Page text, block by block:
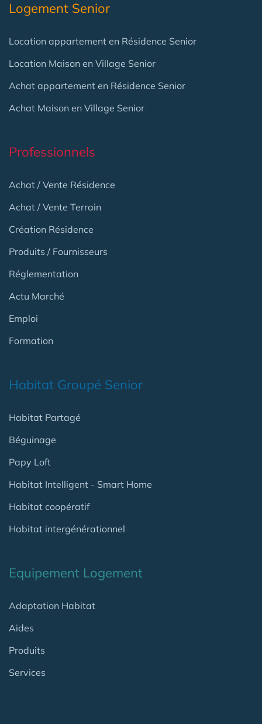
Logement Senior
Location appartement en Résidence Senior
Location Maison en Village Senior
Achat appartement en Résidence Senior
Achat Maison en Village Senior
Professionnels
Achat / Vente Résidence
Achat / Vente Terrain
Création Résidence
Produits / Fournisseurs
Réglementation
Actu Marché
Emploi
Formation
Habitat Groupé Senior
Habitat Partagé
Béguinage
Papy Loft
Habitat Intelligent - Smart Home
Habitat coopératif
Habitat intergénérationnel
Equipement Logement
Adaptation Habitat
Aides
Produits
Services